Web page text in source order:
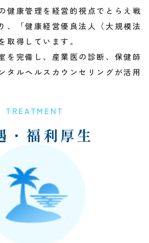
健康管理を経営的視点でとらえ戦
、「健康経営優良法人（大規模法
取得しています。
を完備し、産業医の診断、保健師
タルヘルスカウンセリングが活用
TREATMENT
・福利厚生